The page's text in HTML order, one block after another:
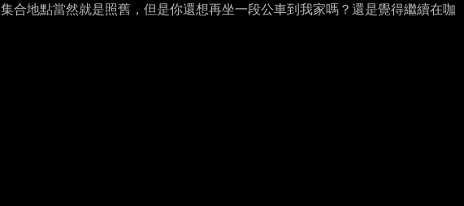
地點當然就是照舊，但是你還想再坐一段公車到我家嗎？還是覺得繼續在咖